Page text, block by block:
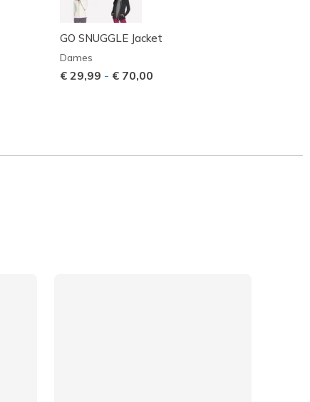
GO SNUGGLE Jacket
Dames
€ 29,99 - € 70,00